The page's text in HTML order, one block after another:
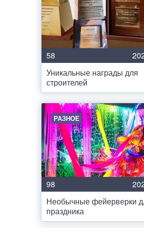
58
Уникальные награды для
строителей
РАЗНОЕ
98
Необычные фейерверки
праздника